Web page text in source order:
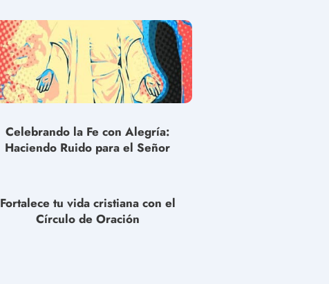
Celebrando la Fe con Alegría:
Haciendo Ruido para el Señor
Fortalece tu vida cristiana con el
Círculo de Oración